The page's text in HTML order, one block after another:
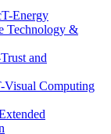
Energy
Technology &
and
Computing